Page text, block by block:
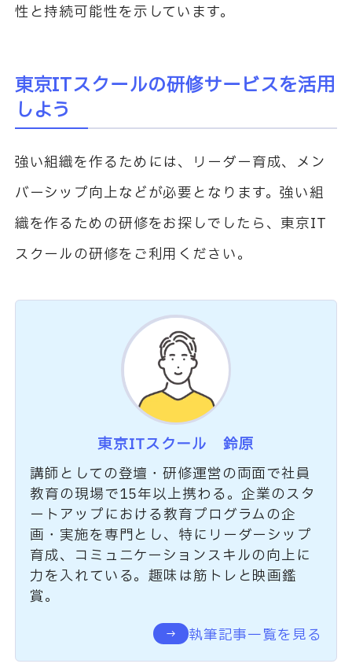
性と持続可能性を示しています。
東京ITスクールの研修サービスを活用
しよう
強い組織を作るためには、リーダー育成、メン
バーシップ向上などが必要となります。強い組
織を作るための研修をお探しでしたら、東京IT
スクールの研修をご利用ください。
東京ITスクール 鈴原
講師としての登壇・研修運営の両面で社員
教育の現場で15年以上携わる。企業のスタ
ートアップにおける教育プログラムの企
画・実施を専門とし、特にリーダーシップ
育成、コミュニケーションスキルの向上に
力を入れている。趣味は筋トレと映画鑑
賞。
執筆記事一覧を見る